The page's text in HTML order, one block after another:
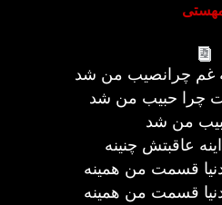
غم چرانصیب من شد
چرا حبیب من شد
من شد
عاقبتش چنینه
قسمت من همینه
قسمت من همینه